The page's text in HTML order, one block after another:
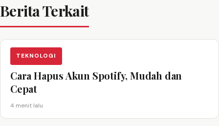
Berita Terkait
TEKNOLOGI
Cara Hapus Akun Spotify, Mudah dan
Cepat
4 menit lalu